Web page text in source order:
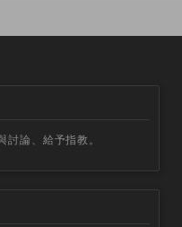
論、給予指教。